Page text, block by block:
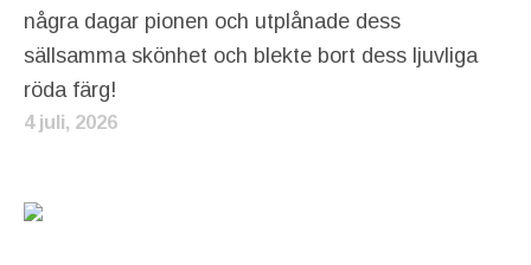
några dagar pionen och utplånade dess
sällsamma skönhet och blekte bort dess ljuvliga
röda färg!
4 juli, 2026